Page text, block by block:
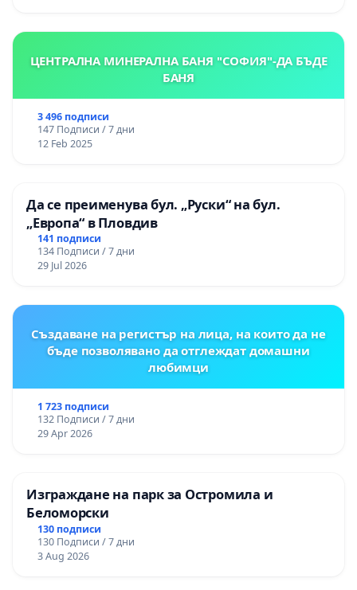
ЦЕНТРАЛНА МИНЕРАЛНА БАНЯ "СОФИЯ"-ДА БЪДЕ
БАНЯ
3 496 подписи
147 Подписи / 7 дни
12 Feb 2025
Да се преименува бул. „Руски“ на бул.
„Европа“ в Пловдив
141 подписи
134 Подписи / 7 дни
29 Jul 2026
Създаване на регистър на лица, на които да не
бъде позволявано да отглеждат домашни
любимци
1 723 подписи
132 Подписи / 7 дни
29 Apr 2026
Изграждане на парк за Остромила и
Беломорски
130 подписи
130 Подписи / 7 дни
3 Aug 2026